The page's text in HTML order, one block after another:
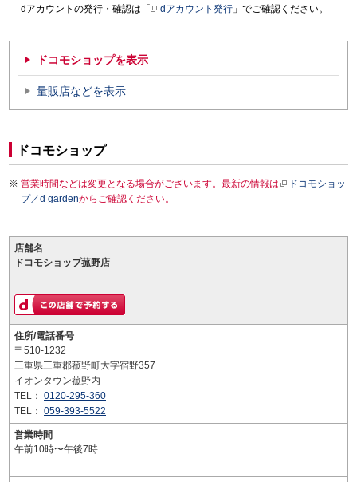
dアカウントの発行・確認は「
dアカウント発行 」でご確認ください。
ドコモショップを表示
量販店などを表示
ドコモショップ
営業時間などは変更となる場合がございます。最新の情報は
ドコモショッ
プ／d gardenからご確認ください。
店舗名
ドコモショップ菰野店
住所/電話番号
〒510-1232
三重県三重郡菰野町大字宿野357
イオンタウン菰野内
TEL： 0120-295-360
TEL： 059-393-5522
営業時間
午前10時〜午後7時